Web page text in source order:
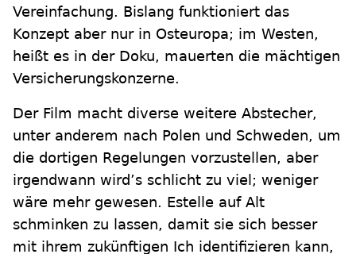
Vereinfachung. Bislang funktioniert das
Konzept aber nur in Osteuropa; im Westen,
heißt es in der Doku, mauerten die mächtigen
Versicherungskonzerne.
Der Film macht diverse weitere Abstecher,
unter anderem nach Polen und Schweden, um
die dortigen Regelungen vorzustellen, aber
irgendwann wird’s schlicht zu viel; weniger
wäre mehr gewesen. Estelle auf Alt
schminken zu lassen, damit sie sich besser
mit ihrem zukünftigen Ich identifizieren kann,